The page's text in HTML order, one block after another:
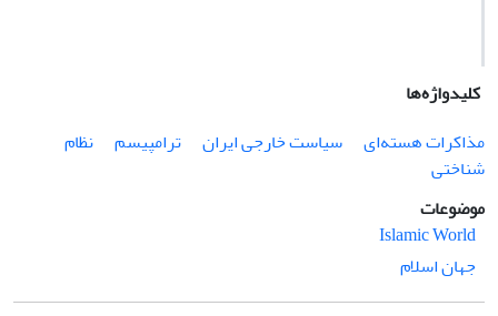
کلیدواژه‌ها
مذاکرات هسته‌ای
سیاست خارجی ایران ترامپیسم
نظام
شناختی
موضوعات
Islamic World
جهان اسلام